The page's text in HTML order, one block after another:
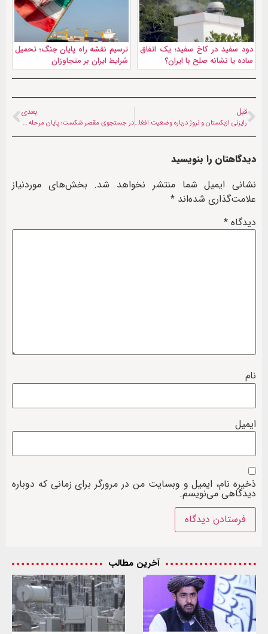
دود سفید در کاخ سفید؛ یک اتفاق
ساده یا نشانه صلح با ایران؟
ترسیم نقشه راه پایان جنگ؛ تحمیل
شرایط ایران بر متجاوزان
قبل
رایزنی ازبکستان و نروژ درباره وضعیت افغانستان
بعدی
در جستجوی مقصر شکست؛ پایان مرحله اول تحقیقات پنتاگون درباره خروج از افغانستان
دیدگاهتان را بنویسید
نشانی ایمیل شما منتشر نخواهد شد. بخش‌های موردنیاز
علامت‌گذاری شده‌اند *
دیدگاه *
نام
ایمیل
ذخیره نام، ایمیل و وبسایت من در مرورگر برای زمانی که دوباره
دیدگاهی می‌نویسم.
آخرین مطالب